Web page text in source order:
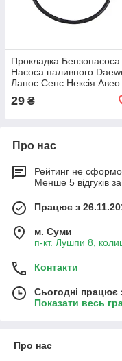
Прокладка Бензонасоса
Насоса паливного
Ланос Сенс Нексія Авео
Лачетті Нубіра 96183170
29 ₴
Про нас
Рейтинг не
Менше 5 відгуків
Працює з
м. Суми
п-кт. Лушпи 8,
Контакти
Сьогодні працює
Показати весь
Про нас